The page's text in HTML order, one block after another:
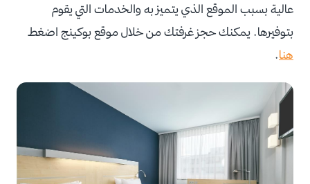
عالية بسبب الموقع الذي يتميز به والخدمات التي يقوم
بتوفيرها. يمكنك حجز غرفتك من خلال موقع بوكينج اضغط
هنا.